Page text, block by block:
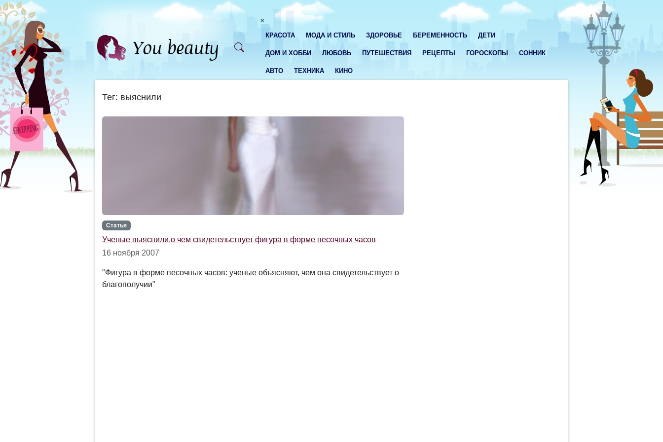
×
КРАСОТА МОДА И СТИЛЬ ЗДОРОВЬЕ БЕРЕМЕННОСТЬ ДЕТИ
ДОМ И ХОББИ ЛЮБОВЬ ПУТЕШЕСТВИЯ РЕЦЕПТЫ ГОРОСКОПЫ СОННИК
АВТО ТЕХНИКА КИНО
Тег: выяснили
Статья
Ученые выяснили,о чем свидетельствует фигура в форме песочных часов
16 ноября 2007
"Фигура в форме песочных часов: ученые объясняют, чем она свидетельствует о
благополучии"